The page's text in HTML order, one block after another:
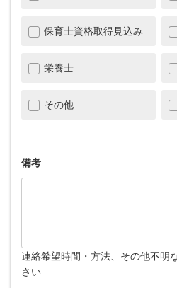
保育士資格取得見込み
栄養士
その他
備考
連絡希望時間・方法、その他不明
さい